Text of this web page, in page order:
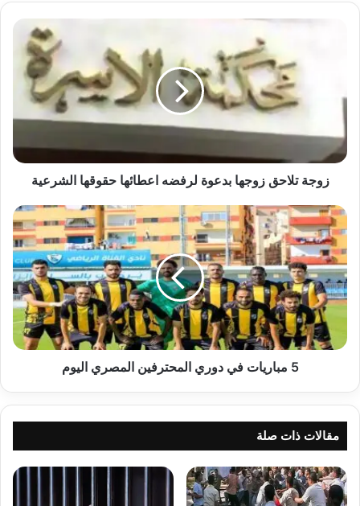
حقوقها
الشرعية
زوجة تلاحق زوجها بدعوة لرفضه اعطائها حقوقها الشرعية
5
مباريات
في
دوري
المحترفين
المصري
اليوم
5 مباريات في دوري المحترفين المصري اليوم
مقالات ذات صلة